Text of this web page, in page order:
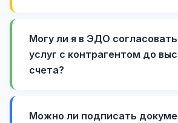
Могу ли я в ЭДО
услуг с контрагентом до
счета?
Можно ли подписать